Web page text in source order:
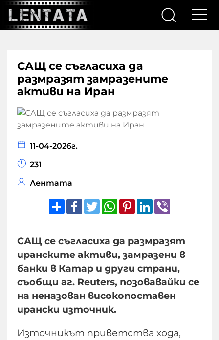
САЩ се съгласиха да
размразят замразените
активи на Иран
11-04-2026г.
231
Лентата
ShareFacebook
TwitterWhatsApp
Pinterest
LinkedIn
САЩ се съгласиха да размразят
иранските активи, замразени в
банки в Катар и други страни,
съобщи аг. Reuters, позовавайки се
на неназован високопоставен
ирански източник.
Източникът приветства хода,